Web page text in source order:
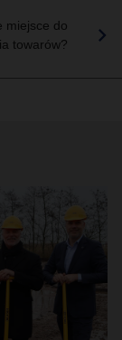
miejsce do
towarów?